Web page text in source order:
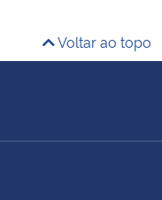
Voltar ao topo